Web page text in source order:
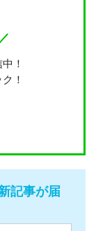
！
！
記事が届